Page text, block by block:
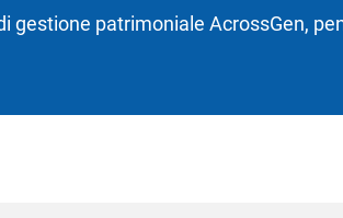
gestione patrimoniale AcrossGen,